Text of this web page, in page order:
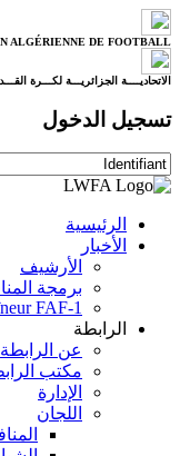
ALGÉRIENNE DE FOOTBALL
الاتحاديــــة الجزائريـــة لكـــرة
تسجيل الدخول
الرئيسية
الأخبار
الأرشيف
برمجة
FAF-1
الرابطة
عن الرابطة
مكتب
الإدارة
اللجان